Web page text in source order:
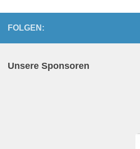
FOLGEN:
Unsere Sponsoren